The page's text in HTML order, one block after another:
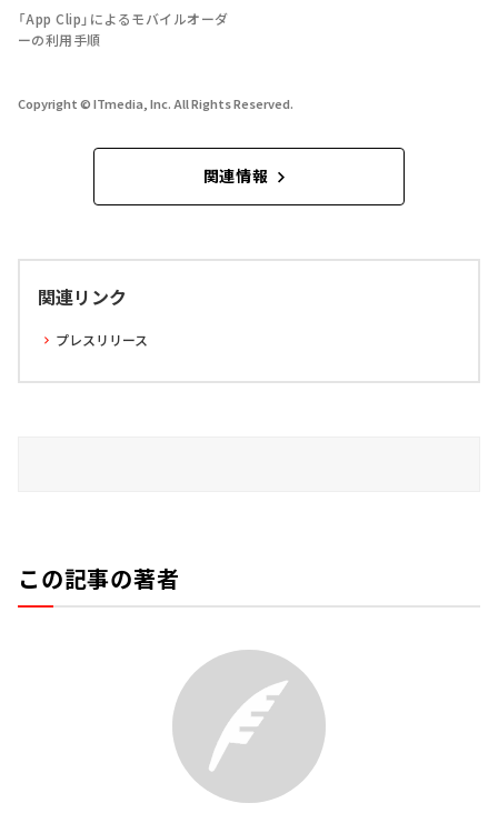
「App Clip」によるモバイルオーダ
ーの利用手順
Copyright © ITmedia, Inc. All Rights Reserved.
関連情報
関連リンク
プレスリリース
この記事の著者